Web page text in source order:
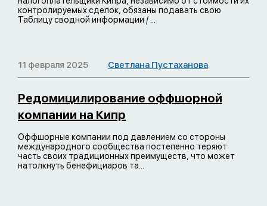
контролируемых сделок, обязаны подавать свою
Таблицу сводной информации / ...
11 февраля 2025 Светлана Пустаханова
Редомицилирование оффшорной
компании на Кипр
Оффшорные компании под давлением со стороны
международного сообщества постепенно теряют
часть своих традиционных преимуществ, что может
натолкнуть бенефициаров та...